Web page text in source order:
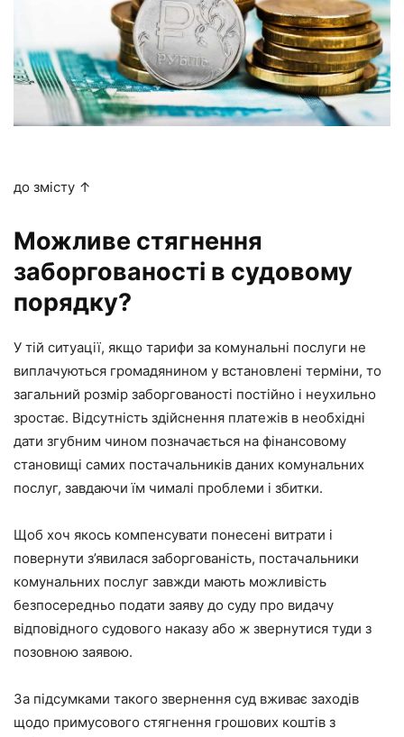
до змісту ↑
Можливе стягнення
заборгованості в судовому
порядку?
У тій ситуації, якщо тарифи за комунальні послуги не
виплачуються громадянином у встановлені терміни, то
загальний розмір заборгованості постійно і неухильно
зростає. Відсутність здійснення платежів в необхідні
дати згубним чином позначається на фінансовому
становищі самих постачальників даних комунальних
послуг, завдаючи їм чималі проблеми і збитки.
Щоб хоч якось компенсувати понесені витрати і
повернути з’явилася заборгованість, постачальники
комунальних послуг завжди мають можливість
безпосередньо подати заяву до суду про видачу
відповідного судового наказу або ж звернутися туди з
позовною заявою.
За підсумками такого звернення суд вживає заходів
щодо примусового стягнення грошових коштів з